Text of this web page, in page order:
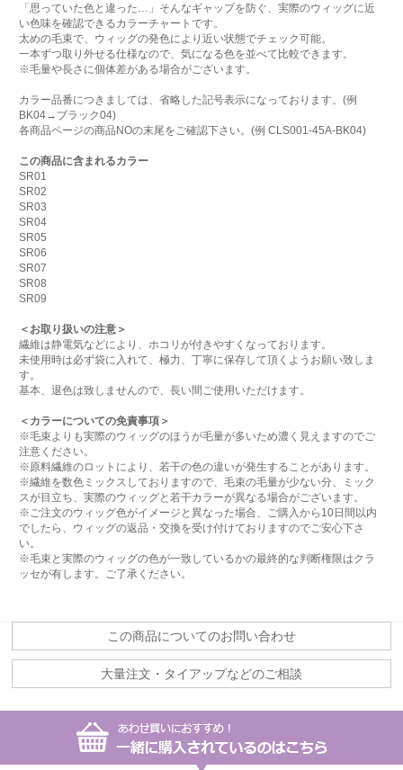
「思っていた色と違った…」そんなギャップを防ぐ、実際のウィッグに近
い色味を確認できるカラーチャートです。
太めの毛束で、ウィッグの発色により近い状態でチェック可能。
一本ずつ取り外せる仕様なので、気になる色を並べて比較できます。
※毛量や長さに個体差がある場合がございます。
カラー品番につきましては、省略した記号表示になっております。(例
BK04→ブラック04)
各商品ページの商品NOの末尾をご確認下さい。(例 CLS001-45A-BK04)
この商品に含まれるカラー
SR01
SR02
SR03
SR04
SR05
SR06
SR07
SR08
SR09
＜お取り扱いの注意＞
繊維は静電気などにより、ホコリが付きやすくなっております。
未使用時は必ず袋に入れて、極力、丁寧に保存して頂くようお願い致しま
す。
基本、退色は致しませんので、長い間ご使用いただけます。
＜カラーについての免責事項＞
※毛束よりも実際のウィッグのほうが毛量が多いため濃く見えますのでご
注意ください。
※原料繊維のロットにより、若干の色の違いが発生することがあります。
※繊維を数色ミックスしておりますので、毛束の毛量が少ない分、ミック
スが目立ち、実際のウィッグと若干カラーが異なる場合がございます。
※ご注文のウィッグ色がイメージと異なった場合、ご購入から10日間以内
でしたら、ウィッグの返品・交換を受け付けておりますのでご安心下さ
い。
※毛束と実際のウィッグの色が一致しているかの最終的な判断権限はクラ
ッセが有します。ご了承ください。
この商品についてのお問い合わせ
大量注文・タイアップなどのご相談